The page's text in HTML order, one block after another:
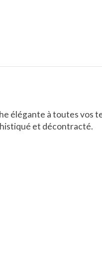
élégante à toutes vos
et décontracté.